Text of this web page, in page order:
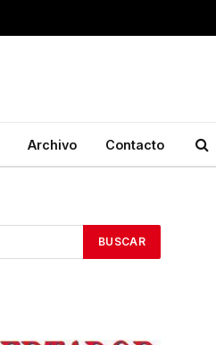
Archivo Contacto